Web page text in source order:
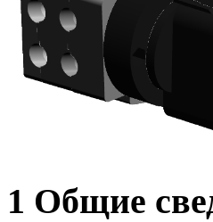
1 Общие